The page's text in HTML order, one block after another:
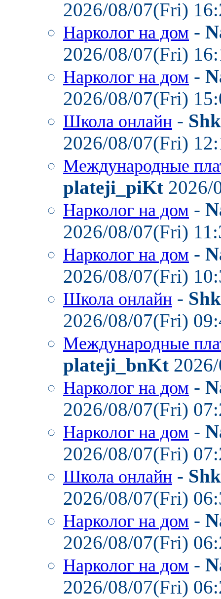
2026/08/07(Fri)
Нарколог на дом -
2026/08/07(Fri)
Нарколог на дом -
2026/08/07(Fri)
Школа онлайн -
2026/08/07(Fri)
Международные
plateji_piKt 2026/
Нарколог на дом -
2026/08/07(Fri)
Нарколог на дом -
2026/08/07(Fri)
Школа онлайн -
2026/08/07(Fri)
Международные
plateji_bnKt
Нарколог на дом -
2026/08/07(Fri)
Нарколог на дом -
2026/08/07(Fri)
Школа онлайн -
2026/08/07(Fri)
Нарколог на дом -
2026/08/07(Fri)
Нарколог на дом -
2026/08/07(Fri)